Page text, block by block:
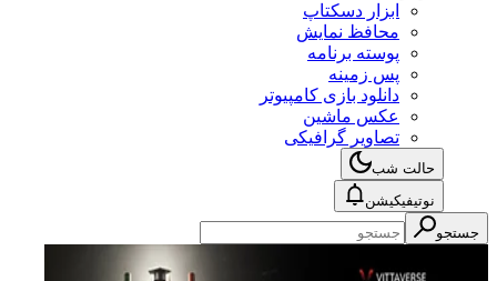
ابزار دسکتاپ
محافظ نمایش
پوسته برنامه
پس زمینه
دانلود بازی کامپیوتر
عکس ماشین
تصاویر گرافیکی
حالت شب
نوتیفیکیشن
جستجو